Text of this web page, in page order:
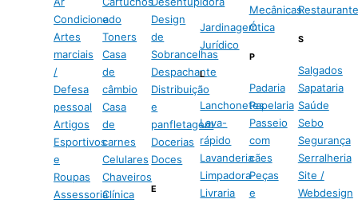
Condicionado
Artes
marciais
/
Defesa
pessoal
Artigos
Esportivos
e
Roupas
Assessoria
e
Toners
Casa
de
câmbio
Casa
de
carnes
Celulares
Chaveiros
Clínica
Design
de
Sobrancelhas
Despachante
Distribuição
e
panfletagem
Docerias
Doces
E
Jardinagem
Jurídico
L
Lanchonetes
Lava-
rápido
Lavanderia
Limpadora
Livraria
Mecânicas
Ótica
P
Padaria
Papelaria
Passeio
com
cães
Peças
e
S
Salgados
Sapataria
Saúde
Sebo
Segurança
Serralheria
Site /
Webdesign